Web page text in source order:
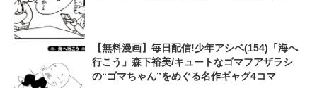
【無料漫画】毎日配信!少年アシベ(154)「海へ
行こう」森下裕美/キュートなゴマフアザラシ
の“ゴマちゃん”をめぐる名作ギャグ4コマ